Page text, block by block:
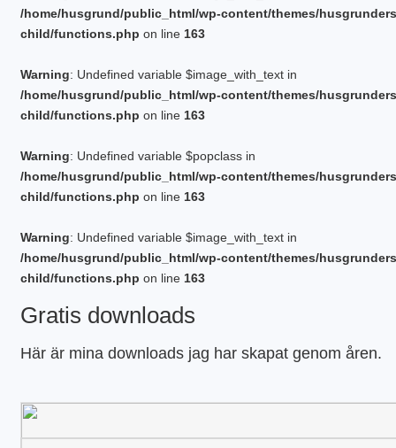
PLINTGRUND
TJÄLDJUP
VATTENBUREN GOLVVÄRME
/home/husgrund/public_html/wp-content/themes/
child/functions.php on line 163
Warning: Undefined variable $image_with_text in
/home/husgrund/public_html/wp-content/themes/
child/functions.php on line 163
Warning: Undefined variable $popclass in
/home/husgrund/public_html/wp-content/themes/
child/functions.php on line 163
Warning: Undefined variable $image_with_text in
/home/husgrund/public_html/wp-content/themes/
child/functions.php on line 163
Gratis downloads
Här är mina downloads jag har skapat genom åren.